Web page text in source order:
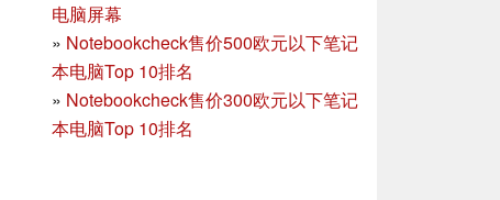
电脑屏幕
» Notebookcheck售价500欧元以下笔记
本电脑Top 10排名
» Notebookcheck售价300欧元以下笔记
本电脑Top 10排名